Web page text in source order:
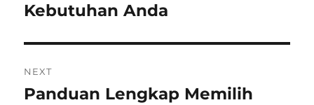
Kebutuhan Anda
NEXT
Next
Panduan Lengkap Memilih